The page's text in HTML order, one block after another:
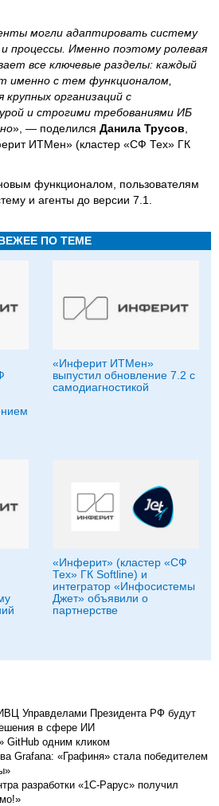
могли адаптировать систему
процессы. Именно поэтому ролевая
все ключевые разделы: каждый
именно с тем функционалом,
организаций с
и строгими требованиями ИБ
», — поделился Данила Трусов
ИТМен» (кластер «СФ Тех» ГК
функционалом, пользователям
и агенты до версии 7.1.
ПО ТЕМЕ
«Инферит ИТМен»
выпустил обновление 7.2 с
самодиагностикой
«Инферит» (кластер «СФ
Тех» ГК Softline) и
интегратор «Инфосистемы
Джет» объявили о
партнерстве
Управделами Президента РФ будут
в сфере ИИ
GitHub одним кликом
Grafana: «Графиня» стала победителем
разработки «1С-Рарус» получил